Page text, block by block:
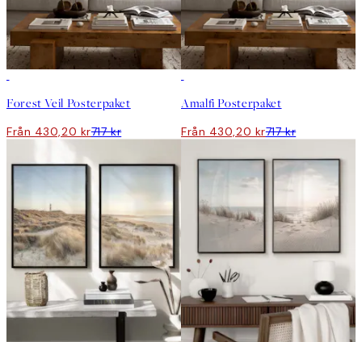
Forest Veil Posterpaket
Från 430,20 kr717 kr
Amalfi Posterpaket
Från 430,20 kr717 kr